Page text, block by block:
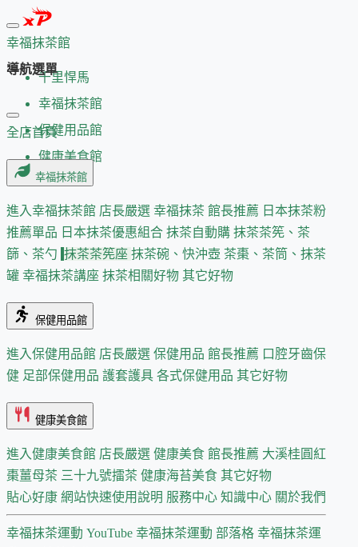
幸福抹茶館
千里悍馬
幸福抹茶館
保健用品館
健康美食館
導航選單
全店首頁
幸福抹茶館
進入幸福抹茶館 店長嚴選 幸福抹茶 館長推薦 日本抹茶粉
推薦單品 日本抹茶優惠組合 抹茶自動購 抹茶茶筅、茶
篩、茶勺 抹茶茶筅座 抹茶碗、快沖壺 茶棗、茶筒、抹茶
罐 幸福抹茶講座 抹茶相關好物 其它好物
保健用品館
進入保健用品館 店長嚴選 保健用品 館長推薦 口腔牙齒保
健 足部保健用品 護套護具 各式保健用品 其它好物
健康美食館
進入健康美食館 店長嚴選 健康美食 館長推薦 大溪桂圓紅
棗薑母茶 三十九號擂茶 健康海苔美食 其它好物
貼心好康 網站快速使用說明 服務中心 知識中心 關於我們
幸福抹茶運動 YouTube 幸福抹茶運動 部落格 幸福抹茶運